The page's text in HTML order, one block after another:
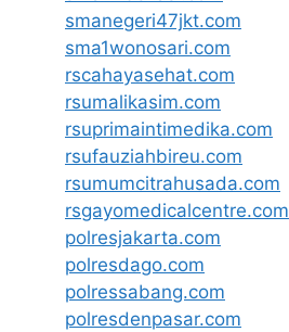
smanegeri47jkt.com
sma1wonosari.com
rscahayasehat.com
rsumalikasim.com
rsuprimaintimedika.com
rsufauziahbireu.com
rsumumcitrahusada.com
rsgayomedicalcentre.com
polresjakarta.com
polresdago.com
polressabang.com
polresdenpasar.com